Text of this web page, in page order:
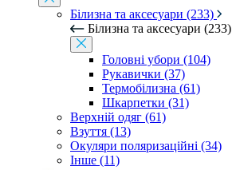
Білизна та аксесуари (233)
Білизна та аксесуари (233)
Головні убори (104)
Рукавички (37)
Термобілизна (61)
Шкарпетки (31)
Верхній одяг (61)
Взуття (13)
Окуляри поляризаційні (34)
Інше (11)